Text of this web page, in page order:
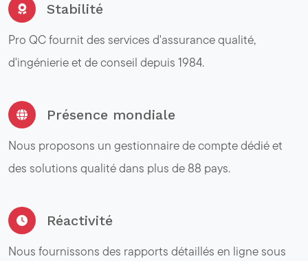
Stabilité
Pro QC fournit des services d'assurance qualité,
d'ingénierie et de conseil depuis 1984.
Présence mondiale
Nous proposons un gestionnaire de compte dédié et
des solutions qualité dans plus de 88 pays.
Réactivité
Nous fournissons des rapports détaillés en ligne sous